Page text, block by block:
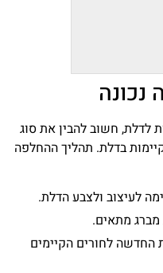
לדלת, חשוב להבין את סוג
בדלת. תהליך ההחלפה
לעיצוב ולצבע הדלת.
מברג מתאים.
החדשה לחורים הקיימים